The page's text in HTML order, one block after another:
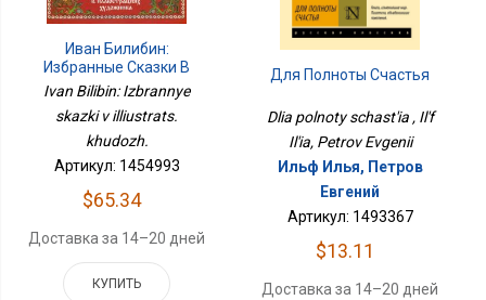
Иван Билибин:
Избранные Сказки В
Иллюстрац. Худож.
Ivan Bilibin: Izbrannye
skazki v illiustrats.
khudozh.
Артикул: 1454993
$65.34
Доставка за 14–20 дней
КУПИТЬ
Для Полноты Счастья
Dlia polnoty schast'ia , Il'f
Il'ia, Petrov Evgenii
Ильф Илья, Петров
Евгений
Артикул: 1493367
$13.11
Доставка за 14–20 дней